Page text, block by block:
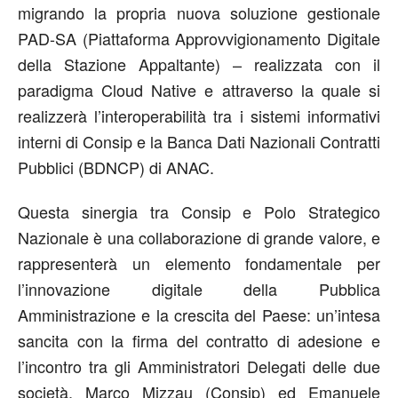
migrando la propria nuova soluzione gestionale
PAD-SA (Piattaforma Approvvigionamento Digitale
della Stazione Appaltante) – realizzata con il
paradigma Cloud Native e attraverso la quale si
realizzerà l’interoperabilità tra i sistemi informativi
interni di Consip e la Banca Dati Nazionali Contratti
Pubblici (BDNCP) di ANAC.
Questa sinergia tra Consip e Polo Strategico
Nazionale è una collaborazione di grande valore, e
rappresenterà un elemento fondamentale per
l’innovazione digitale della Pubblica
Amministrazione e la crescita del Paese: un’intesa
sancita con la firma del contratto di adesione e
l’incontro tra gli Amministratori Delegati delle due
società, Marco Mizzau (Consip) ed Emanuele